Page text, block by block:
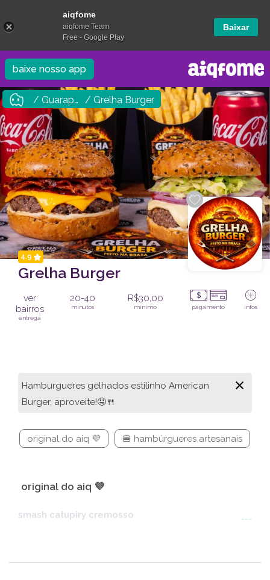
baixe nosso app
/ Guarapuava / Grelha Burger
4.9
Grelha Burger
ver
bairros
entrega
20-40
minutos
R$30,00
mínimo pagamento infos
×
Hamburgueres gelhados estilinho American
Burger, aproveite!🤤🍴
original do aiq 💜 🍔 hambúrgueres artesanais
original do aiq 💜
smash catupiry cremosso ---
aiqfome
aiqfome Team
Free - Google Play
Baixar